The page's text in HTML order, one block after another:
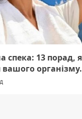
спека: 13 порад,
вашого організму.